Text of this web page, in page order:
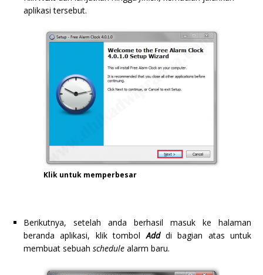
aplikasi tersebut.
Klik untuk memperbesar
Berikutnya, setelah anda berhasil masuk ke halaman
beranda aplikasi, klik tombolAdddi bagian atas untuk
membuat sebuah schedule alarm baru.